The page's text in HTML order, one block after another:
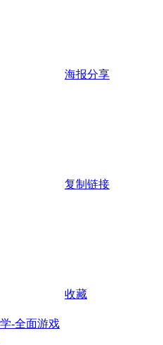
海报分享
复制链接
收藏